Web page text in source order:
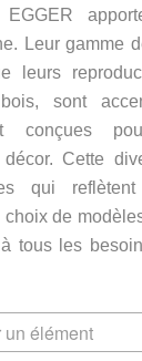
Leur gamme
leurs
sont
conçues
Cette
qui
de
tous les
élément